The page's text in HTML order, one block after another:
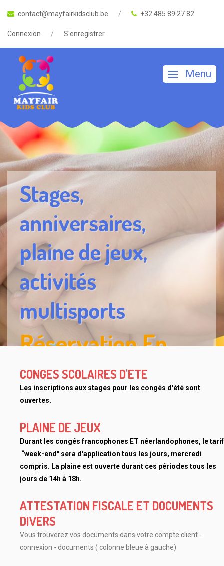
contact@mayfairkidsclub.be +32 485 89 27 82
Connexion S'enregistrer
Menu
Stages,
anniversaires,
plaine de jeux,
activités
multisports
Réservation En
Ligne
CONGES SCOLAIRES D'ETE
Les inscriptions aux stages pour les congés d'été sont
ouvertes.
PLAINE DE JEUX
Durant les congés francophones ET néerlandophones, le tarif
“week-end" sera d'application tous les jours, mercredi
compris. La plaine est ouverte durant ces périodes tous les
jours de 14h à 18h.
ATTESTATION FISCALE ET DOCUMENTS
DIVERS
Vous trouverez vos documents dans votre compte client -
connexion - documents ( colonne bleue à gauche)